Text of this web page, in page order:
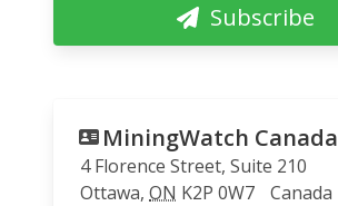
Subscribe
MiningWatch Canada
4 Florence Street, Suite 210
Ottawa, ON K2P 0W7 Canada